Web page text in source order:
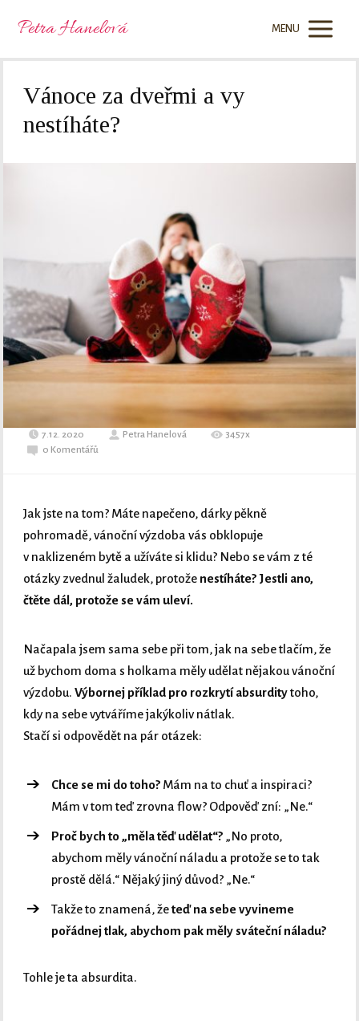
Petra Hanelová MENU
Vánoce za dveřmi a vy
nestíháte?
7.12. 2020 Petra Hanelová
3457x
0 Komentářů
Jak jste na tom? Máte napečeno, dárky pěkně
pohromadě, vánoční výzdoba vás obklopuje
v naklizeném bytě a užíváte si klidu? Nebo se vám z té
otázky zvednul žaludek, protože nestíháte? Jestli ano,
čtěte dál, protože se vám uleví.
Načapala jsem sama sebe při tom, jak na sebe tlačím, že
už bychom doma s holkama měly udělat nějakou vánoční
výzdobu.Výbornej příklad pro rozkrytí absurditytoho,
kdy na sebe vytváříme jakýkoliv nátlak.
Stačí si odpovědět na pár otázek:
Chce se mi do toho? Mám na to chuť a inspiraci?
Mám v tom teď zrovna flow? Odpověď zní: „Ne.“
Proč bych to „měla těď udělat“? „No proto,
abychom měly vánoční náladu a protože se to tak
prostě dělá.“ Nějaký jiný důvod? „Ne.“
Takže to znamená, žeteď na sebe vyvineme
pořádnej tlak, abychom pak měly sváteční náladu?
Tohle je ta absurdita.